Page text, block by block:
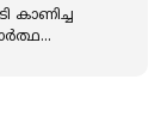
കാണിച്ച